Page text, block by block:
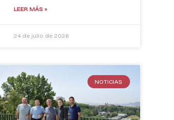
LEER MÁS »
24 de julio de 2026
NOTICIAS